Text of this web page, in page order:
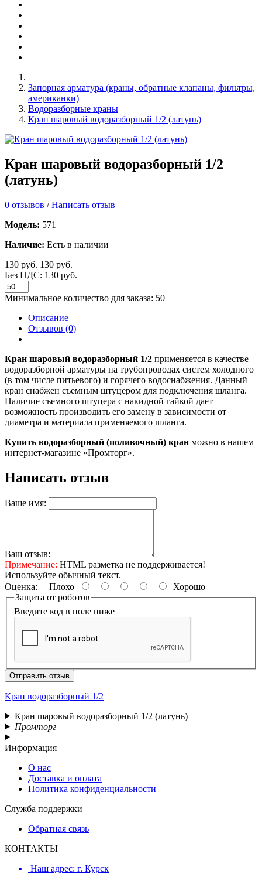
Запорная арматура (краны, обратные клапаны, фильтры,
американки)
Водоразборные краны
Кран шаровый водоразборный 1/2 (латунь)
Кран шаровый водоразборный 1/2
(латунь)
0 отзывов /Написать отзыв
Модель: 571
Наличие: Есть в наличии
130 руб. 130 руб.
Без НДС: 130 руб.
Минимальное количество для заказа: 50
Описание
Отзывов (0)
Кран шаровый водоразборный 1/2 применяется в качестве
водоразборной арматуры на трубопроводах систем холодного
(в том числе питьевого) и горячего водоснабжения. Данный
кран снабжен съемным штуцером для подключения шланга.
Наличие съемного штуцера с накидной гайкой дает
возможность производить его замену в зависимости от
диаметра и материала применяемого шланга.
Купить водоразборный (поливочный) кран можно в нашем
интернет-магазине «Промторг».
Написать отзыв
Ваше имя:
Ваш отзыв:
Примечание: HTML разметка не поддерживается!
Используйте обычный текст.
Оценка: Плохо
Хорошо
Защита от роботов
Введите код в поле ниже
Отправить отзыв
Кран водоразборный 1/2
Кран шаровый водоразборный 1/2 (латунь)
Промторг
Информация
О нас
Доставка и оплата
Политика конфиденциальности
Служба поддержки
Обратная связь
КОНТАКТЫ
Наш адрес: г. Курск